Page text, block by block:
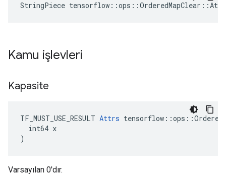
StringPiece
Kamu işlevleri
Kapasite
TF_MUST_USE_RESULT Attrs
  int64 x
)
Varsayılan 0'dır.